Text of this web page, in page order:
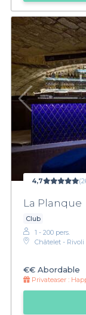
4,7
La Planque
Club
1 - 200 pers.
Châtelet - Rivoli
€€ Abordable
Privateaser :